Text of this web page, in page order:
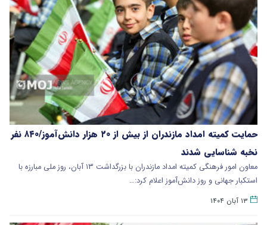
حمایت کمیته امداد مازندران از بیش از ۲۰ هزار دانش‌آموز/۸۴۰ نفر
نخبه شناسایی شدند
معاون امور فرهنگی کمیته امداد مازندران با بزرگداشت ۱۳ آبان، روز ملی مبارزه با
استکبار جهانی و روز دانش‌آموز اعلام کرد:…
۱۳ آبان ۱۴۰۴